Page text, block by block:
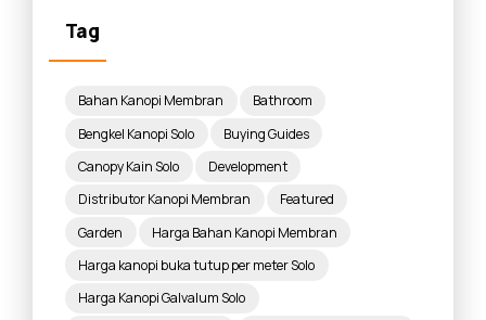
Tag
Bahan Kanopi Membran
Bathroom
Bengkel Kanopi Solo
Buying Guides
Canopy Kain Solo
Development
Distributor Kanopi Membran
Featured
Garden
Harga Bahan Kanopi Membran
Harga kanopi buka tutup per meter Solo
Harga Kanopi Galvalum Solo